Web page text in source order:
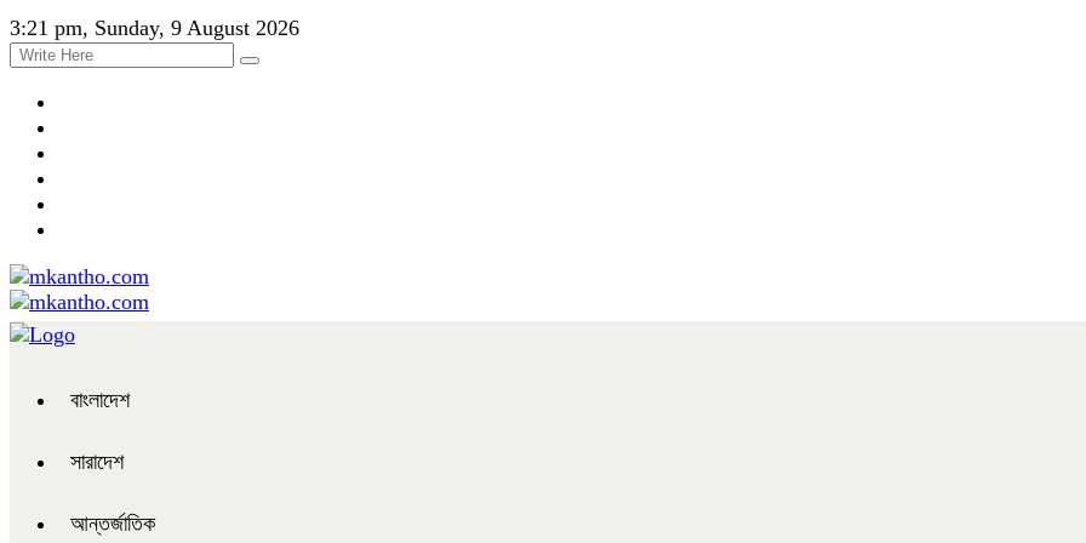
3:21 pm, Sunday, 9 August 2026
বাংলাদেশ
সারাদেশ
আন্তর্জাতিক